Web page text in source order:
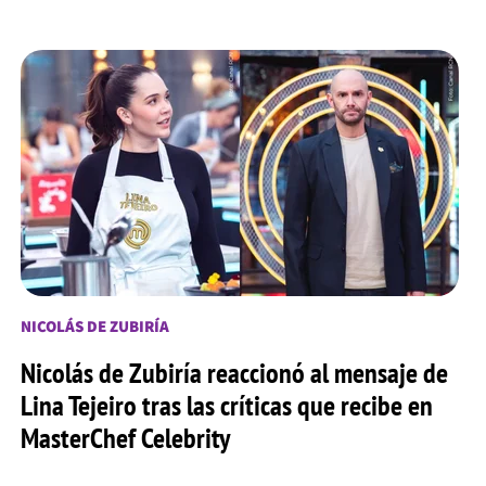
NICOLÁS DE ZUBIRÍA
Nicolás de Zubiría reaccionó al mensaje de
Lina Tejeiro tras las críticas que recibe en
MasterChef Celebrity